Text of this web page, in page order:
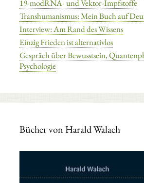
19-modRNA- und Vektor-Impfstoffe
Transhumanismus: Mein Buch auf
Interview: Am Rand des Wissens
Einzig Frieden ist alternativlos
Gespräch über Bewusstsein,
Psychologie
Bücher von Harald Walach